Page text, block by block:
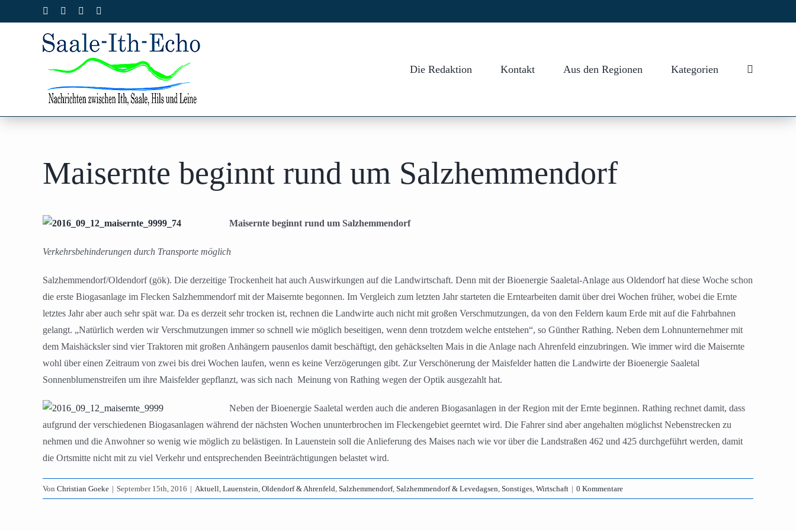
Inhalt
Facebook Instagram
Die Redaktion Kontakt Aus den Regionen Kategorien
Maisernte beginnt rund um Salzhemmendorf
Maisernte beginnt rund um Salzhemmendorf
Verkehrsbehinderungen durch Transporte möglich
Salzhemmendorf/Oldendorf (gök). Die derzeitige Trockenheit hat auch Auswirkungen auf die Landwirtschaft. Denn mit der Bioenergie Saaletal-Anlage aus Oldendorf hat diese Woche schon
die erste Biogasanlage im Flecken Salzhemmendorf mit der Maisernte begonnen. Im Vergleich zum letzten Jahr starteten die Erntearbeiten damit über drei Wochen früher, wobei die Ernte
letztes Jahr aber auch sehr spät war. Da es derzeit sehr trocken ist, rechnen die Landwirte auch nicht mit großen Verschmutzungen, da von den Feldern kaum Erde mit auf die Fahrbahnen
gelangt. „Natürlich werden wir Verschmutzungen immer so schnell wie möglich beseitigen, wenn denn trotzdem welche entstehen“, so Günther Rathing. Neben dem Lohnunternehmer mit
dem Maishäcksler sind vier Traktoren mit großen Anhängern pausenlos damit beschäftigt, den gehäckselten Mais in die Anlage nach Ahrenfeld einzubringen. Wie immer wird die Maisernte
wohl über einen Zeitraum von zwei bis drei Wochen laufen, wenn es keine Verzögerungen gibt. Zur Verschönerung der Maisfelder hatten die Landwirte der Bioenergie Saaletal
Sonnenblumenstreifen um ihre Maisfelder gepflanzt, was sich nach Meinung von Rathing wegen der Optik ausgezahlt hat.
Neben der Bioenergie Saaletal werden auch die anderen Biogasanlagen in der Region mit der Ernte beginnen. Rathing rechnet damit, dass
aufgrund der verschiedenen Biogasanlagen während der nächsten Wochen ununterbrochen im Fleckengebiet geerntet wird. Die Fahrer sind aber angehalten möglichst Nebenstrecken zu
nehmen und die Anwohner so wenig wie möglich zu belästigen. In Lauenstein soll die Anlieferung des Maises nach wie vor über die Landstraßen 462 und 425 durchgeführt werden, damit
die Ortsmitte nicht mit zu viel Verkehr und entsprechenden Beeinträchtigungen belastet wird.
Von Christian Goeke | September 15th, 2016 | Aktuell, Lauenstein, Oldendorf & Ahrenfeld, Salzhemmendorf, Salzhemmendorf & Levedagsen, Sonstiges, Wirtschaft | 0 Kommentare